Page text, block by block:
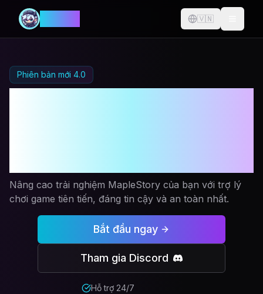
🇻🇳
Change
Phiên bản mới 4.0
Nâng cao trải nghiệm MapleStory của bạn với trợ lý
chơi game tiên tiến, đáng tin cậy và an toàn nhất.
Bắt đầu ngay
Tham gia Discord
Hỗ trợ 24/7